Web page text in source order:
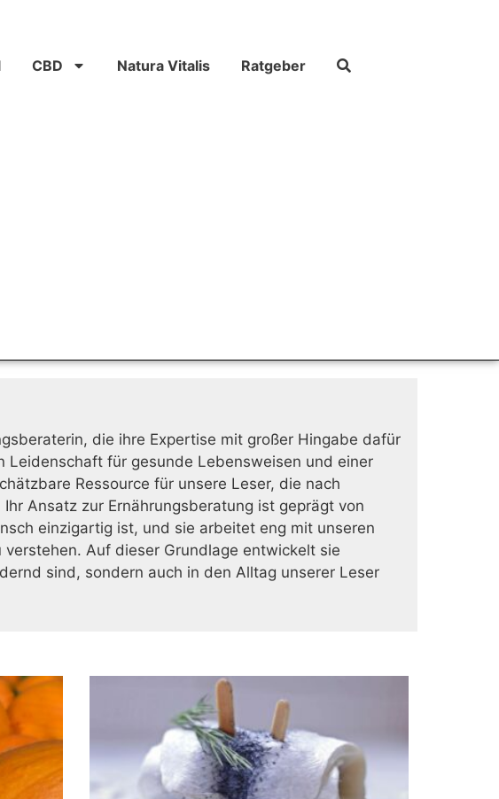
CBD Natura Vitalis Ratgeber
die ihre Expertise mit großer Hingabe dafür
Leidenschaft für gesunde Lebensweisen und einer
Ressource für unsere Leser, die nach
Ansatz zur Ernährungsberatung ist geprägt von
einzigartig ist, und sie arbeitet eng mit unseren
Auf dieser Grundlage entwickelt sie
sind, sondern auch in den Alltag unserer Leser